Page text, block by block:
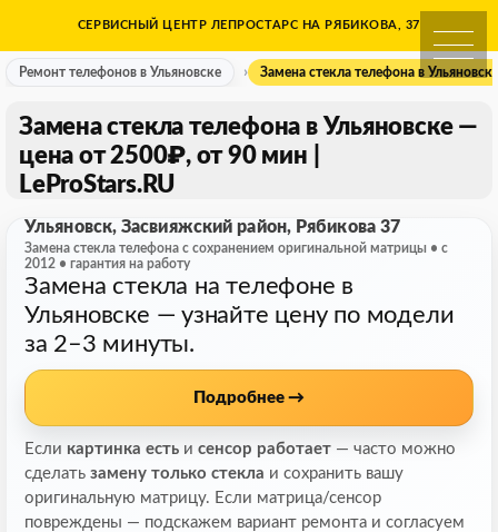
content
Ремонт телефонов в
СЕРВИСНЫЙ ЦЕНТР ЛЕПРОСТАРС НА РЯБИКОВА, 37
Ремонт телефонов в Ульяновске Замена стекла телефона в
Замена стекла телефона в Ульяновске —
цена от 2500₽, от 90 мин |
LeProStars.RU
Ульяновск, Засвияжский район, Рябикова 37
Замена стекла телефона с сохранением оригинальной матрицы • с
2012 • гарантия на работу
Замена стекла на телефоне в
Ульяновске — узнайте цену по модели
за 2–3 минуты.
Подробнее →
Если картинка есть и сенсор работает — часто можно
сделать замену только стекла и сохранить вашу
оригинальную матрицу. Если матрица/сенсор
повреждены — подскажем вариант ремонта и согласуем